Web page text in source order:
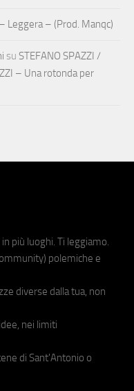
Leggera – (Prod. Manqc)
su STEFANO SPAZZI /
– Una rotonda per
più luoghi. Ti leggiamo.
polemiche e
diverse dalla tua, non
nei limiti
di Sant'Antonio o